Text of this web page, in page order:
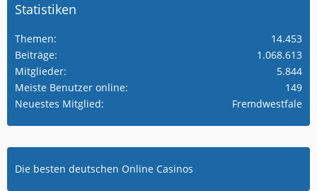
Statistiken
Themen
14.453
Beiträge
1.068.613
Mitglieder
5.844
Meiste Benutzer online
149
Neuestes Mitglied
Fremdwestfale
Die besten deutschen Online Casinos